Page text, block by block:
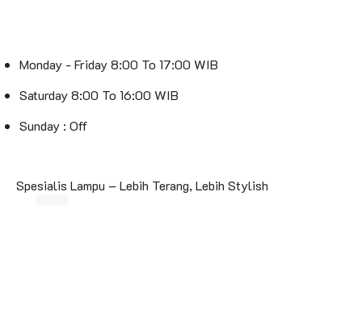
Monday - Friday 8:00 To 17:00 WIB
Saturday 8:00 To 16:00 WIB
Sunday : Off
Spesialis Lampu – Lebih Terang, Lebih Stylish